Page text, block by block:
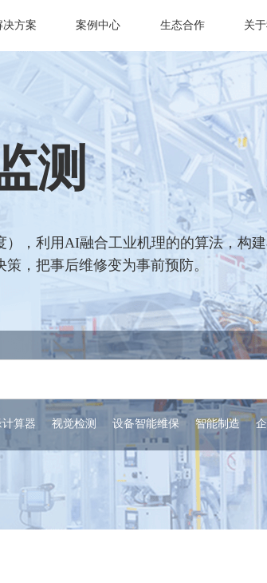
决方案 案例中心 生态合作 关
测
，利用AI融合工业机理的的算法，构
，把事后维修变为事前预防。
计算器 视觉检测 设备智能维保 智能制造